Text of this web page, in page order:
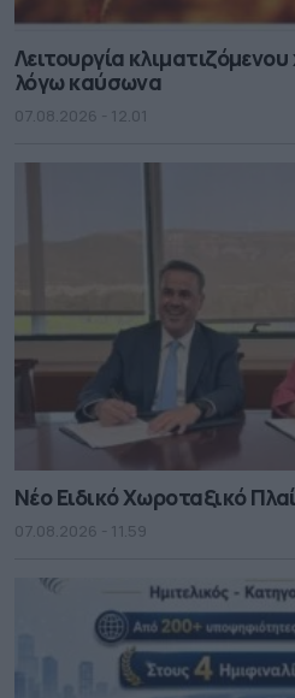
Λειτουργία
λόγω καύσωνα
07.08.2026 - 12.01
Νέο Ειδικό Χωροταξικό
07.08.2026 - 11.59